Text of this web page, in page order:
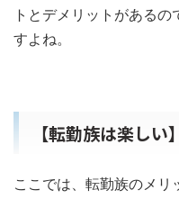
トとデメリットがある
すよね。
【転勤族は楽し
ここでは、転勤族のメリ